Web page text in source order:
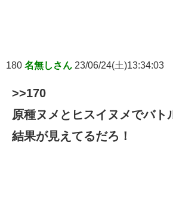
180 名無しさん 23/06/24(土)13:34:03
>>170
原種ヌメとヒスイヌメでバト
結果が見えてるだろ！